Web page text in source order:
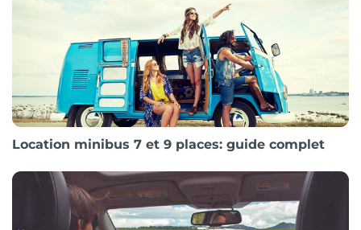
Location minibus 7 et 9 places: guide complet